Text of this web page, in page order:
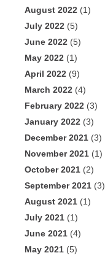
August 2022 (1)
July 2022 (5)
June 2022 (5)
May 2022 (1)
April 2022 (9)
March 2022 (4)
February 2022 (3)
January 2022 (3)
December 2021 (3)
November 2021 (1)
October 2021 (2)
September 2021 (3)
August 2021 (1)
July 2021 (1)
June 2021 (4)
May 2021 (5)